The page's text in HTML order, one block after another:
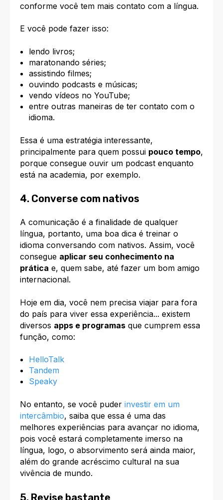
conforme você tem mais contato com a língua.
E você pode fazer isso:
lendo livros;
maratonando séries;
assistindo filmes;
ouvindo podcasts e músicas;
vendo vídeos no YouTube;
entre outras maneiras de ter contato com o
idioma.
Essa é uma estratégia interessante,
principalmente para quem possui pouco tempo,
porque consegue ouvir um podcast enquanto
está na academia, por exemplo.
4. Converse com nativos
A comunicação é a finalidade de qualquer
língua, portanto, uma boa dica é treinar o
idioma conversando com nativos. Assim, você
consegue aplicar seu conhecimento na
prática e, quem sabe, até fazer um bom amigo
internacional.
Hoje em dia, você nem precisa viajar para fora
do país para viver essa experiência... existem
diversos apps e programas que cumprem essa
função, como:
HelloTalk
Tandem
Speaky
No entanto, se você puder investir em um
intercâmbio, saiba que essa é uma das
melhores experiências para avançar no idioma,
pois você estará completamente imerso na
língua, logo, o absorvimento será ainda maior,
além do grande acréscimo cultural na sua
vivência de mundo.
5. Revise bastante